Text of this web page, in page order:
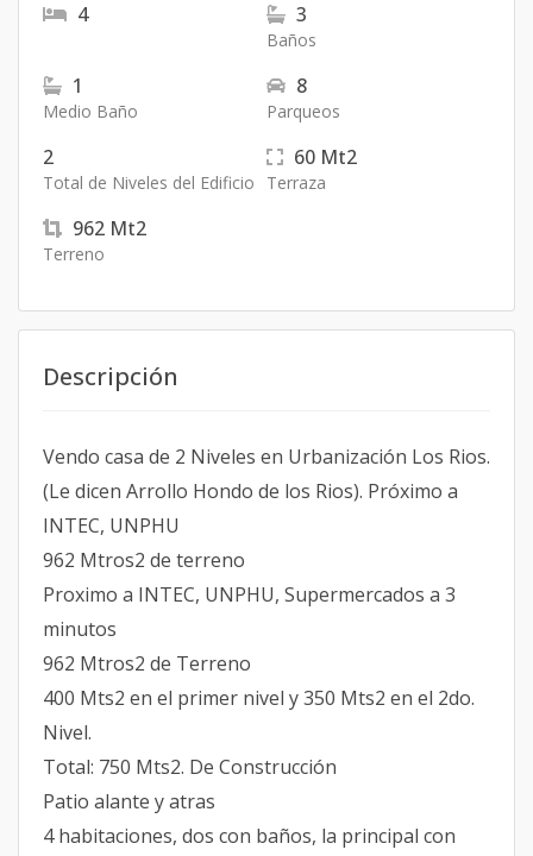
4 3
Baños
1
Medio Baño
8
Parqueos
2
Total de Niveles del Edificio
60 Mt2
Terraza
962 Mt2
Terreno
Descripción
Vendo casa de 2 Niveles en Urbanización Los Rios.
(Le dicen Arrollo Hondo de los Rios). Próximo a
INTEC, UNPHU
962 Mtros2 de terreno
Proximo a INTEC, UNPHU, Supermercados a 3
minutos
962 Mtros2 de Terreno
400 Mts2 en el primer nivel y 350 Mts2 en el 2do.
Nivel.
Total: 750 Mts2. De Construcción
Patio alante y atras
4 habitaciones, dos con baños, la principal con